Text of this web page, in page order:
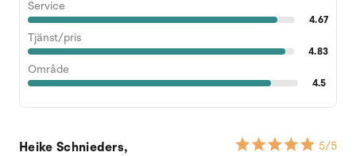
Service
4.67
Tjänst/pris
4.83
Område
4.5
Heike Schnieders, 5/5